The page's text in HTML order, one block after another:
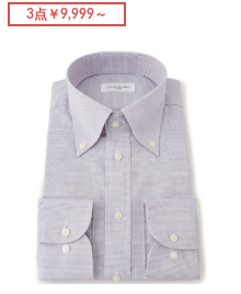
3点￥9,999～